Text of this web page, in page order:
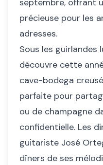
septembre, offrant
précieuse pour les
adresses.
Sous les guirlandes
découvre cette
cave-bodega
parfaite pour
ou de champagne
confidentielle. Les
guitariste José
dîners de ses